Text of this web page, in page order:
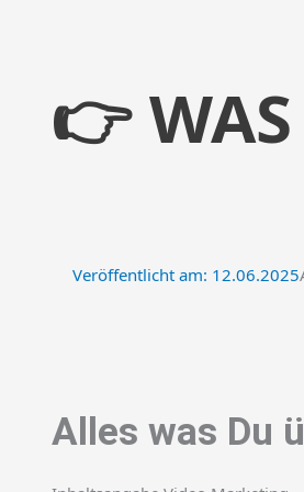
👉
Veröffentlicht am: 12.06.2025
Alles was Du